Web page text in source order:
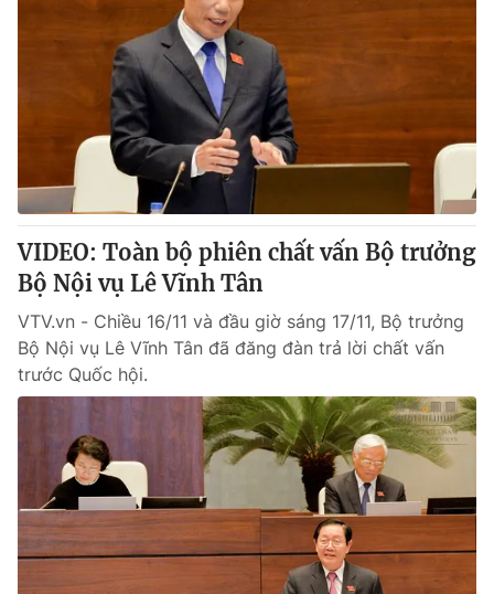
VTV Sức khoẻ Bất động sản
Thị trường 24h Tấm lòng Việt
Vươn mình bằng AI
VTV9 VTV8
Liên hệ tòa soạn
Theo dõi báo trên
Cơ quan chủ quản: Đài Truyền hình Việt Nam
VIDEO: Toàn bộ phiên chất vấn Bộ trưởng
Bộ Nội vụ Lê Vĩnh Tân
VTV.vn - Chiều 16/11 và đầu giờ sáng 17/11, Bộ trưởng
Bộ Nội vụ Lê Vĩnh Tân đã đăng đàn trả lời chất vấn
trước Quốc hội.